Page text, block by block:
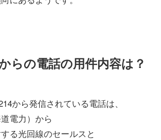
らの電話の用件内容は？
から発信されている電話は、
電力）から
る光回線のセールスと